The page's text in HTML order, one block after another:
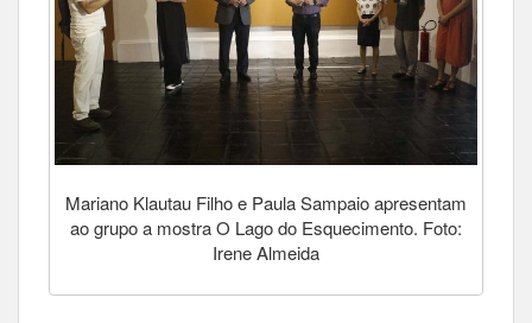
Mariano Klautau Filho e Paula Sampaio apresentam
ao grupo a mostra O Lago do Esquecimento. Foto:
Irene Almeida